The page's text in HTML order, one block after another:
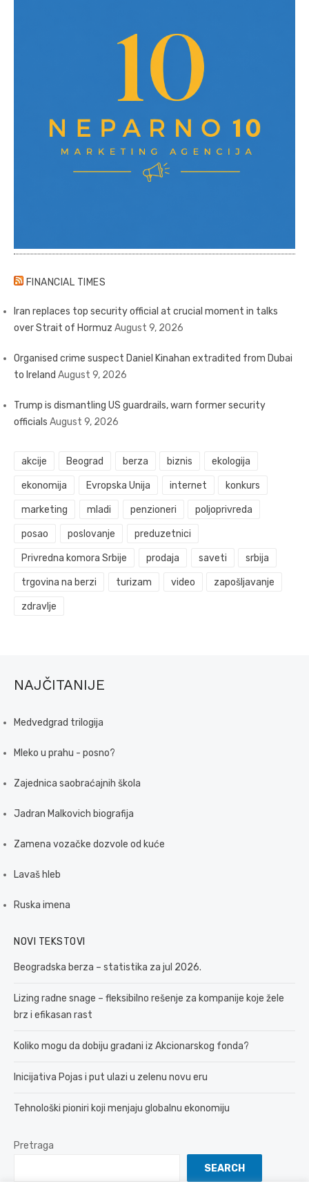
FINANCIAL TIMES
Iran replaces top security official at crucial moment in talks
over Strait of Hormuz August 9, 2026
Organised crime suspect Daniel Kinahan extradited from Dubai
to Ireland August 9, 2026
Trump is dismantling US guardrails, warn former security
officials August 9, 2026
akcije Beograd berza biznis ekologija
ekonomija Evropska Unija internet konkurs
marketing mladi penzioneri poljoprivreda
posao poslovanje preduzetnici
Privredna komora Srbije prodaja saveti srbija
trgovina na berzi turizam video zapošljavanje
zdravlje
NAJČITANIJE
Medvedgrad trilogija
Mleko u prahu - posno?
Zajednica saobraćajnih škola
Jadran Malkovich biografija
Zamena vozačke dozvole od kuće
Lavaš hleb
Ruska imena
NOVI TEKSTOVI
Beogradska berza – statistika za jul 2026.
Lizing radne snage – fleksibilno rešenje za kompanije koje žele
brz i efikasan rast
Koliko mogu da dobiju građani iz Akcionarskog fonda?
Inicijativa Pojas i put ulazi u zelenu novu eru
Tehnološki pioniri koji menjaju globalnu ekonomiju
Pretraga
SEARCH